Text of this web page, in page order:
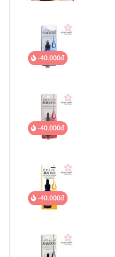
-40.000đ
-40.000đ
-40.000đ